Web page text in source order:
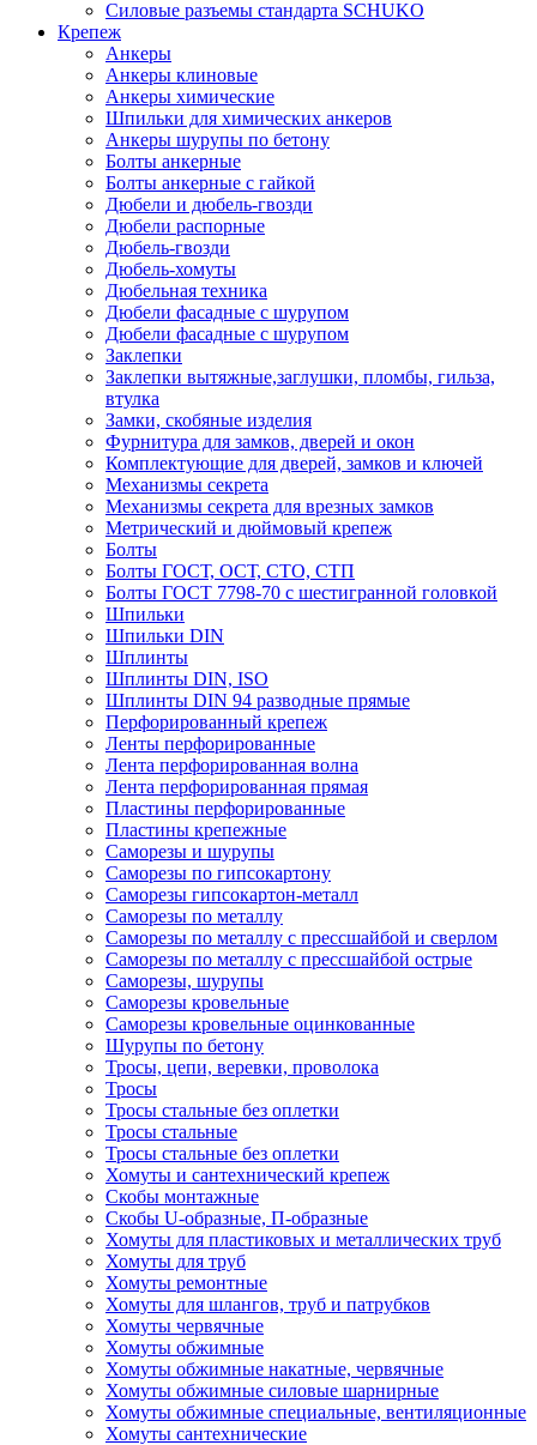
Силовые разъемы стандарта SCHUKO
Крепеж
Анкеры
Анкеры клиновые
Анкеры химические
Шпильки для химических анкеров
Анкеры шурупы по бетону
Болты анкерные
Болты анкерные с гайкой
Дюбели и дюбель-гвозди
Дюбели распорные
Дюбель-гвозди
Дюбель-хомуты
Дюбельная техника
Дюбели фасадные с шурупом
Дюбели фасадные с шурупом
Заклепки
Заклепки вытяжные,заглушки, пломбы, гильза,
втулка
Замки, скобяные изделия
Фурнитура для замков, дверей и окон
Комплектующие для дверей, замков и ключей
Механизмы секрета
Механизмы секрета для врезных замков
Метрический и дюймовый крепеж
Болты
Болты ГОСТ, ОСТ, СТО, СТП
Болты ГОСТ 7798-70 с шестигранной головкой
Шпильки
Шпильки DIN
Шплинты
Шплинты DIN, ISO
Шплинты DIN 94 разводные прямые
Перфорированный крепеж
Ленты перфорированные
Лента перфорированная волна
Лента перфорированная прямая
Пластины перфорированные
Пластины крепежные
Саморезы и шурупы
Саморезы по гипсокартону
Саморезы гипсокартон-металл
Саморезы по металлу
Саморезы по металлу с прессшайбой и сверлом
Саморезы по металлу с прессшайбой острые
Саморезы, шурупы
Саморезы кровельные
Саморезы кровельные оцинкованные
Шурупы по бетону
Тросы, цепи, веревки, проволока
Тросы
Тросы стальные без оплетки
Тросы стальные
Тросы стальные без оплетки
Хомуты и сантехнический крепеж
Скобы монтажные
Скобы U-образные, П-образные
Хомуты для пластиковых и металлических труб
Хомуты для труб
Хомуты ремонтные
Хомуты для шлангов, труб и патрубков
Хомуты червячные
Хомуты обжимные
Хомуты обжимные накатные, червячные
Хомуты обжимные силовые шарнирные
Хомуты обжимные специальные, вентиляционные
Хомуты сантехнические